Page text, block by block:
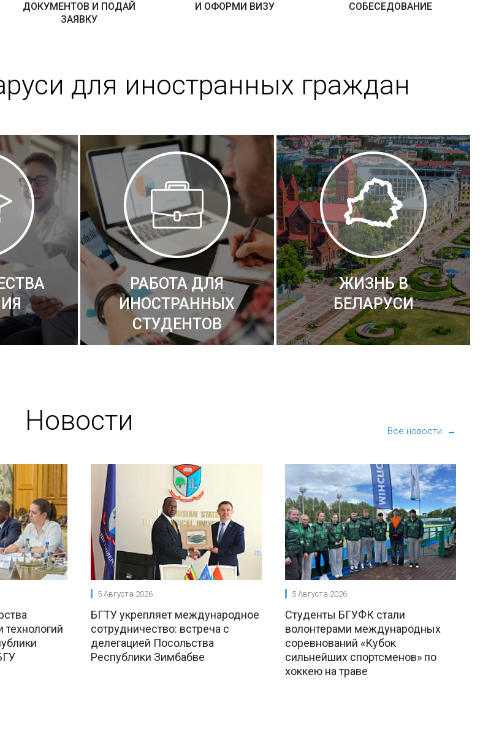
ДОКУМЕНТОВ И ПОДАЙ
ЗАЯВКУ
И ОФОРМИ ВИЗУ
СОБЕСЕДОВАНИЕ
для иностранных граждан
РАБОТА ДЛЯ
ИНОСТРАННЫХ
СТУДЕНТОВ
ЖИЗНЬ В
БЕЛАРУСИ
Новости Все новости →
технологий
5 Августа 2026
БГТУ укрепляет международное
сотрудничество: встреча с
делегацией Посольства
Республики Зимбабве
5 Августа 2026
Студенты БГУФК стали
волонтерами международных
соревнований «Кубок
сильнейших спортсменов» по
хоккею на траве